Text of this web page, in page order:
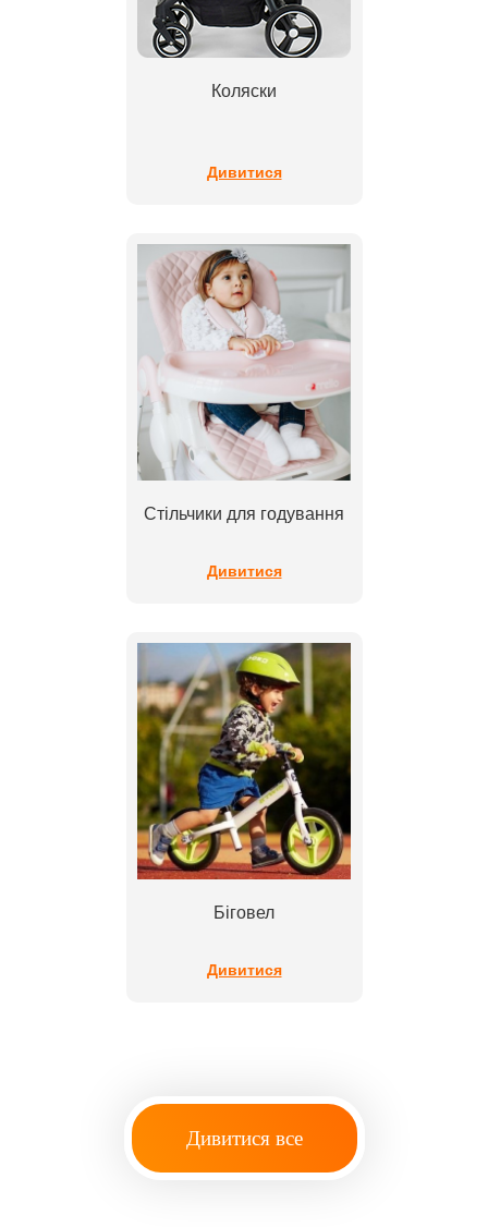
Коляски
Дивитися
Стільчики для годування
Дивитися
Біговел
Дивитися
Дивитися все